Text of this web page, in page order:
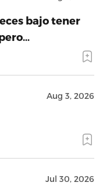
bajo tener
Aug 3, 2026
Jul 30, 2026